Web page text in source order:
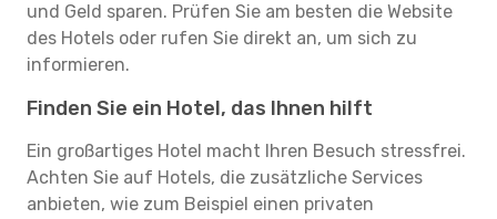
und Geld sparen. Prüfen Sie am besten die Website
des Hotels oder rufen Sie direkt an, um sich zu
informieren.
Finden Sie ein Hotel, das Ihnen hilft
Ein großartiges Hotel macht Ihren Besuch stressfrei.
Achten Sie auf Hotels, die zusätzliche Services
anbieten, wie zum Beispiel einen privaten